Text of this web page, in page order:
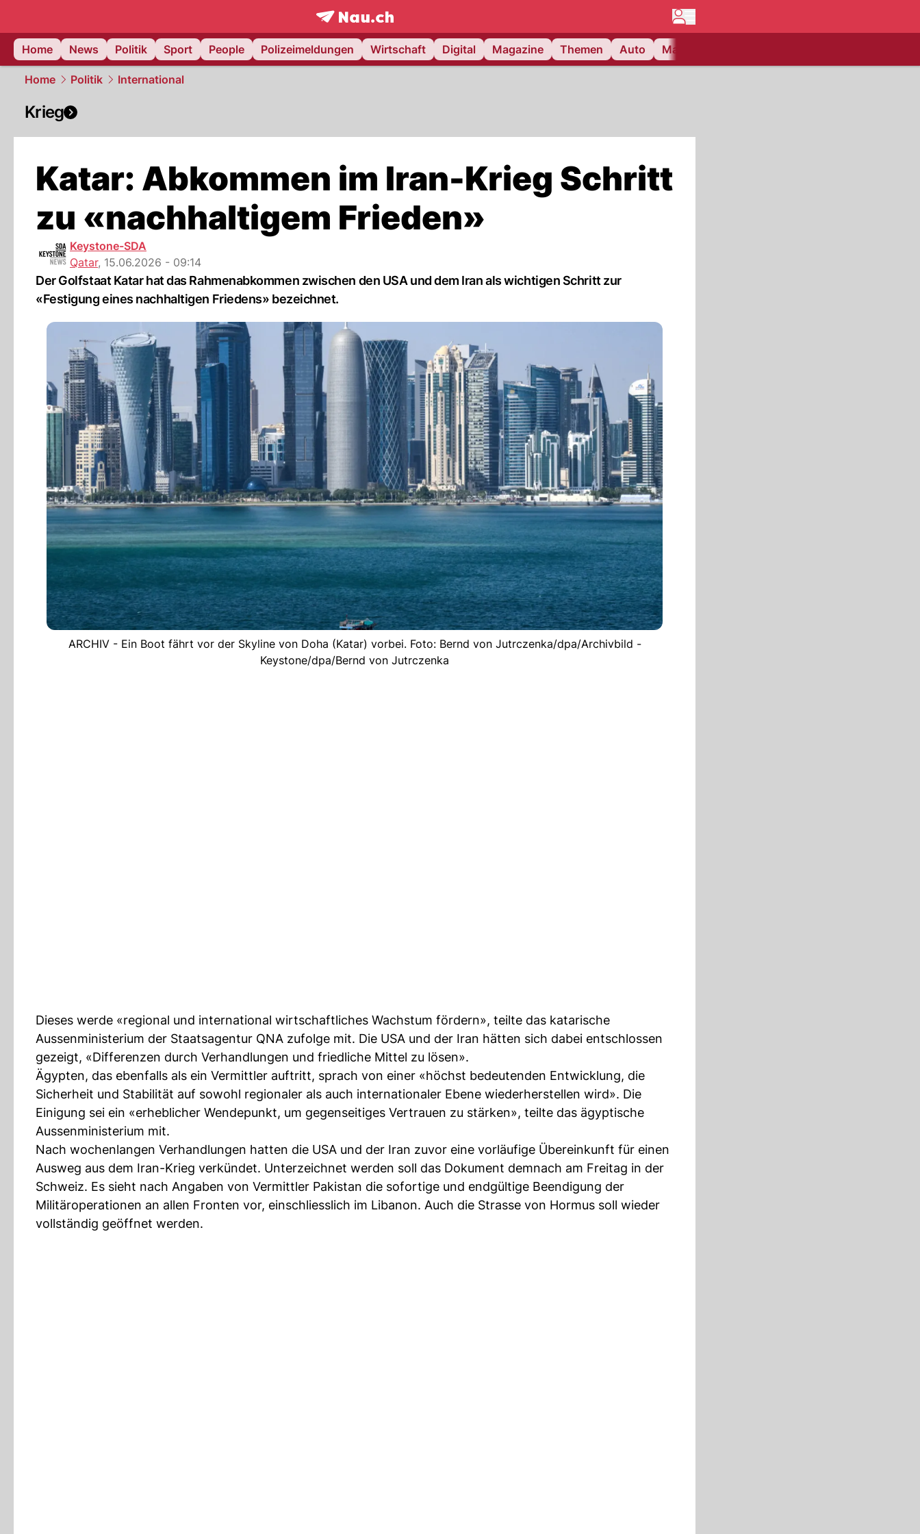
frontpage.NAU.ch
Home
News Politik Sport People Polizeimeldungen Wirtschaft Digital Magazine Themen Auto Matchcenter
Home Politik International
Krieg
Katar: Abkommen im Iran-Krieg Schritt
zu «nachhaltigem Frieden»
Keystone-SDA
Qatar, 15.06.2026 - 09:14
Der Golfstaat Katar hat das Rahmenabkommen zwischen den USA und dem Iran als wichtigen Schritt zur
«Festigung eines nachhaltigen Friedens» bezeichnet.
ARCHIV - Ein Boot fährt vor der Skyline von Doha (Katar) vorbei. Foto: Bernd von Jutrczenka/dpa/Archivbild -
Keystone/dpa/Bernd von Jutrczenka
Dieses werde «regional und international wirtschaftliches Wachstum fördern», teilte das katarische
Aussenministerium der Staatsagentur QNA zufolge mit. Die USA und der Iran hätten sich dabei entschlossen
gezeigt, «Differenzen durch Verhandlungen und friedliche Mittel zu lösen».
Ägypten, das ebenfalls als ein Vermittler auftritt, sprach von einer «höchst bedeutenden Entwicklung, die
Sicherheit und Stabilität auf sowohl regionaler als auch internationaler Ebene wiederherstellen wird». Die
Einigung sei ein «erheblicher Wendepunkt, um gegenseitiges Vertrauen zu stärken», teilte das ägyptische
Aussenministerium mit.
Nach wochenlangen Verhandlungen hatten die USA und der Iran zuvor eine vorläufige Übereinkunft für einen
Ausweg aus dem Iran-Krieg verkündet. Unterzeichnet werden soll das Dokument demnach am Freitag in der
Schweiz. Es sieht nach Angaben von Vermittler Pakistan die sofortige und endgültige Beendigung der
Militäroperationen an allen Fronten vor, einschliesslich im Libanon. Auch die Strasse von Hormus soll wieder
vollständig geöffnet werden.